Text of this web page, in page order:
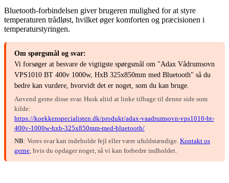
Bluetooth-forbindelsen giver brugeren mulighed for at styre
temperaturen trådløst, hvilket øger komforten og præcisionen i
temperaturstyringen.
Om spørgsmål og svar:
Vi forsøger at besvare de vigtigste spørgsmål om "Adax Vådrumsovn
VPS1010 BT 400v 1000w, HxB 325x850mm med Bluetooth" så du
bedre kan vurdere, hvorvidt det er noget, som du kan bruge.
Anvend gerne disse svar. Husk altid at linke tilbage til denne side som
kilde:
https://koekkenspecialisten.dk/produkt/adax-vaadrumsovn-vps1010-bt-
400v-1000w-hxb-325x850mm-med-bluetooth/
NB: Vores svar kan indeholde fejl eller være ufuldstændige. Kontakt os
gerne, hvis du opdager noget, så vi kan forbedre indholdet.